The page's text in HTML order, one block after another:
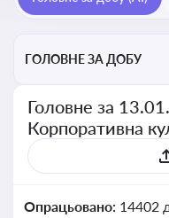
ГОЛОВНЕ ЗА ДОБУ
Головне за
Корпоративна
Опрацьовано: 14402